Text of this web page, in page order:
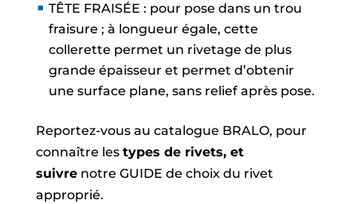
TÊTE FRAISÉE : pour pose dans un trou
fraisure ; à longueur égale, cette
collerette permet un rivetage de plus
grande épaisseur et permet d’obtenir
une surface plane, sans relief après pose.
Reportez-vous au catalogue BRALO, pour
connaître les types de rivets, et
suivrenotre GUIDE de choix du rivet
approprié.